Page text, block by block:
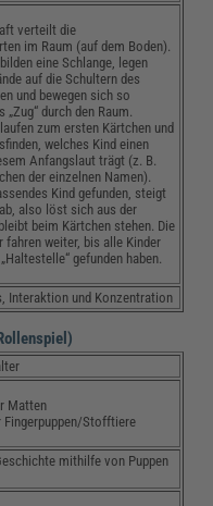
verteilt die
im Raum (auf dem Boden).
eine Schlange, legen
auf die Schultern des
und bewegen sich so
durch den Raum.
zum ersten Kärtchen und
welches Kind einen
Anfangslaut trägt (z. B.
der einzelnen Namen).
Kind gefunden, steigt
also löst sich aus der
beim Kärtchen stehen. Die
fahren weiter, bis alle Kinder
gefunden haben.
Interaktion und Konzentration
Matten
Fingerpuppen/Stofftiere
mithilfe von Puppen